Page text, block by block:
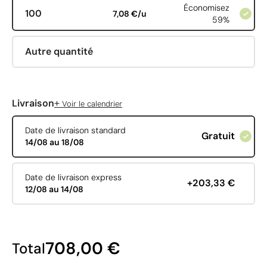
100 7,08 €/u
Économisez
59%
Autre quantité
Livraison+ Voir le calendrier
Date de livraison standard
14/08 au 18/08
Gratuit
Date de livraison express
12/08 au 14/08
+203,33 €
Total708,00 €